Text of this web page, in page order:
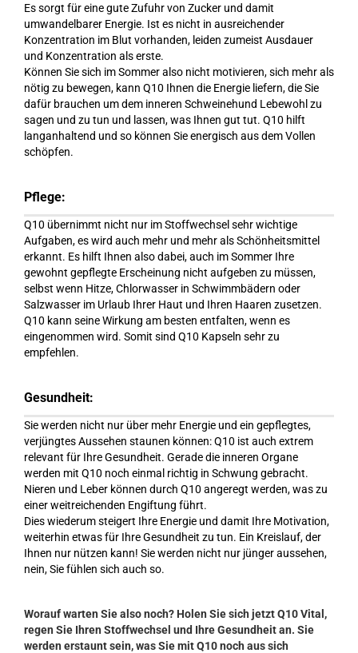
Es sorgt für eine gute Zufuhr von Zucker und damit
umwandelbarer Energie. Ist es nicht in ausreichender
Konzentration im Blut vorhanden, leiden zumeist Ausdauer
und Konzentration als erste.
Können Sie sich im Sommer also nicht motivieren, sich mehr als
nötig zu bewegen, kann Q10 Ihnen die Energie liefern, die Sie
dafür brauchen um dem inneren Schweinehund Lebewohl zu
sagen und zu tun und lassen, was Ihnen gut tut. Q10 hilft
langanhaltend und so können Sie energisch aus dem Vollen
schöpfen.
Pflege:
Q10 übernimmt nicht nur im Stoffwechsel sehr wichtige
Aufgaben, es wird auch mehr und mehr als Schönheitsmittel
erkannt. Es hilft Ihnen also dabei, auch im Sommer Ihre
gewohnt gepflegte Erscheinung nicht aufgeben zu müssen,
selbst wenn Hitze, Chlorwasser in Schwimmbädern oder
Salzwasser im Urlaub Ihrer Haut und Ihren Haaren zusetzen.
Q10 kann seine Wirkung am besten entfalten, wenn es
eingenommen wird. Somit sind Q10 Kapseln sehr zu
empfehlen.
Gesundheit:
Sie werden nicht nur über mehr Energie und ein gepflegtes,
verjüngtes Aussehen staunen können: Q10 ist auch extrem
relevant für Ihre Gesundheit. Gerade die inneren Organe
werden mit Q10 noch einmal richtig in Schwung gebracht.
Nieren und Leber können durch Q10 angeregt werden, was zu
einer weitreichenden Engiftung führt.
Dies wiederum steigert Ihre Energie und damit Ihre Motivation,
weiterhin etwas für Ihre Gesundheit zu tun. Ein Kreislauf, der
Ihnen nur nützen kann! Sie werden nicht nur jünger aussehen,
nein, Sie fühlen sich auch so.
Worauf warten Sie also noch? Holen Sie sich jetzt Q10 Vital,
regen Sie Ihren Stoffwechsel und Ihre Gesundheit an. Sie
werden erstaunt sein, was Sie mit Q10 noch aus sich